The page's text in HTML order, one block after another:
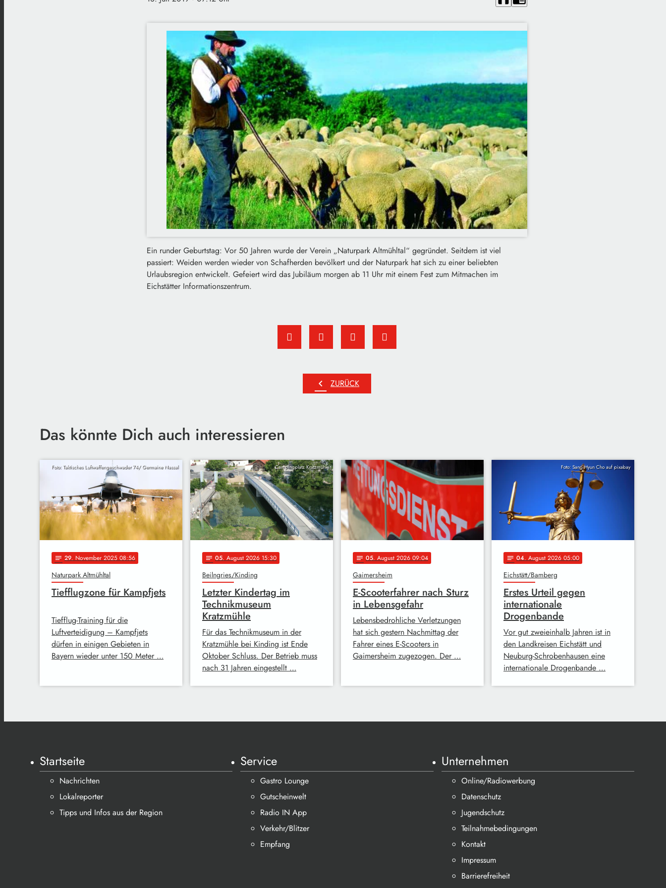
Ein runder Geburtstag: Vor 50 Jahren wurde der Verein „Naturpark Altmühltal“ gegründet. Seitdem ist viel
passiert: Weiden werden wieder von Schafherden bevölkert und der Naturpark hat sich zu einer beliebten
Urlaubsregion entwickelt. Gefeiert wird das Jubiläum morgen ab 11 Uhr mit einem Fest zum Mitmachen im
Eichstätter Informationszentrum.
chevron_left ZURÜCK
Das könnte Dich auch interessieren
Foto: Taktisches Luftwaffengeschwader 74/ Germaine Nassal
notes 29. November 2025 08:56
Naturpark Altmühltal
Tiefflugzone für Kampfjets
Tiefflug-Training für die
Luftverteidigung – Kampfjets
dürfen in einigen Gebieten in
Bayern wieder unter 150 Meter …
Campingplatz Kratzmühle
notes 05. August 2026 15:30
Beilngries/Kinding
Letzter Kindertag im
Technikmuseum
Kratzmühle
Für das Technikmuseum in der
Kratzmühle bei Kinding ist Ende
Oktober Schluss. Der Betrieb muss
nach 31 Jahren eingestellt …
notes 05. August 2026 09:04
Gaimersheim
E-Scooterfahrer nach Sturz
in Lebensgefahr
Lebensbedrohliche Verletzungen
hat sich gestern Nachmittag der
Fahrer eines E-Scooters in
Gaimersheim zugezogen. Der …
Foto: Sang Hyun Cho auf pixabay
notes 04. August 2026 05:00
Eichstätt/Bamberg
Erstes Urteil gegen
internationale
Drogenbande
Vor gut zweieinhalb Jahren ist in
den Landkreisen Eichstätt und
Neuburg-Schrobenhausen eine
internationale Drogenbande …
Startseite
Nachrichten
Lokalreporter
Tipps und Infos aus der Region
Service
Gastro Lounge
Gutscheinwelt
Radio IN App
Verkehr/Blitzer
Empfang
Unternehmen
Online/Radiowerbung
Datenschutz
Jugendschutz
Teilnahmebedingungen
Kontakt
Impressum
Barrierefreiheit